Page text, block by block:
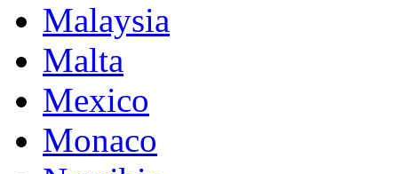
Malaysia
Malta
Mexico
Monaco